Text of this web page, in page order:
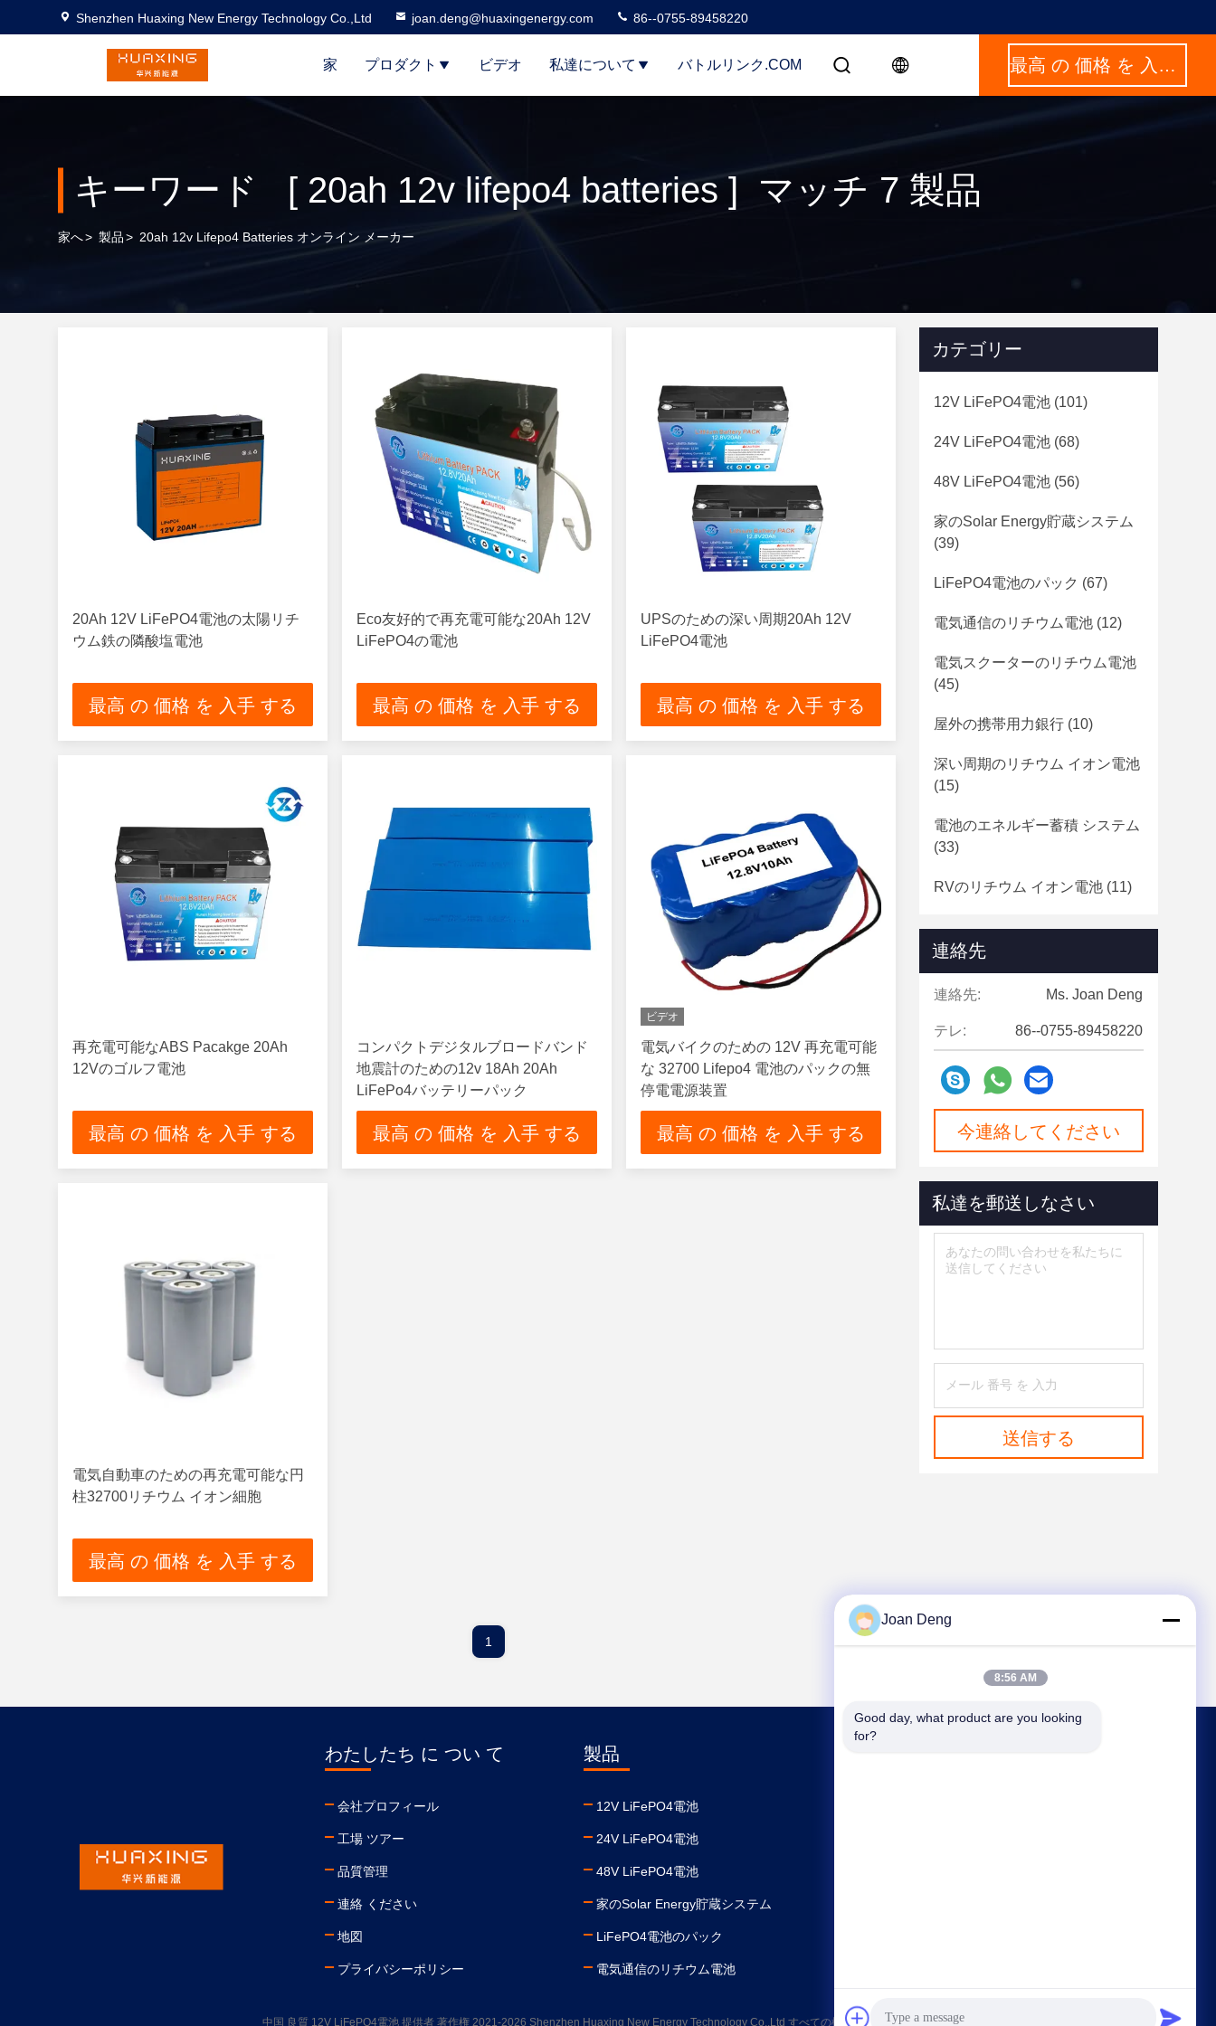
Shenzhen Huaxing New Energy Technology Co.,Ltd joan.deng@huaxingenergy.com 86--0755-89458220
家 プロダクト ビデオ 私達について バトルリンク.COM 最高 の 価格 を 入手 する
キーワード [ 20ah 12v lifepo4 batteries ] マッチ 7 製品
家へ> 製品> 20ah 12v Lifepo4 Batteries オンライン メーカー
20Ah 12V LiFePO4電池の太陽リチ
ウム鉄の隣酸塩電池
最高 の 価格 を 入手 する
Eco友好的で再充電可能な20Ah 12V
LiFePO4の電池
最高 の 価格 を 入手 する
UPSのための深い周期20Ah 12V
LiFePO4電池
最高 の 価格 を 入手 する
再充電可能なABS Pacakge 20Ah
12Vのゴルフ電池
最高 の 価格 を 入手 する
コンパクトデジタルブロードバンド
地震計のための12v 18Ah 20Ah
LiFePo4バッテリーパック
最高 の 価格 を 入手 する
ビデオ
電気バイクのための 12V 再充電可能
な 32700 Lifepo4 電池のパックの無
停電電源装置
最高 の 価格 を 入手 する
電気自動車のための再充電可能な円
柱32700リチウム イオン細胞
最高 の 価格 を 入手 する
カテゴリー
12V LiFePO4電池 (101)
24V LiFePO4電池 (68)
48V LiFePO4電池 (56)
家のSolar Energy貯蔵システム
(39)
LiFePO4電池のパック (67)
電気通信のリチウム電池 (12)
電気スクーターのリチウム電池
(45)
屋外の携帯用力銀行 (10)
深い周期のリチウム イオン電池
(15)
電池のエネルギー蓄積 システム
(33)
RVのリチウム イオン電池 (11)
LiFePO4円柱細胞(62)
連絡先
連絡先: Ms. Joan Deng
テレ: 86--0755-89458220
今連絡してください
私達を郵送しなさい
送信する
1
わたしたち に つい て
会社プロフィール
工場 ツアー
品質管理
連絡 ください
地図
プライバシーポリシー
製品
12V LiFePO4電池
24V LiFePO4電池
48V LiFePO4電池
家のSolar Energy貯蔵システム
LiFePO4電池のパック
電気通信のリチウム電池
中国 良質 12V LiFePO4電池 提供者 著作権 2021-2026 Shenzhen Huaxing New Energy Technology Co.,Ltd すべての権利は保護されています.
Joan Deng
8:56 AM
Good day, what product are you looking
for?